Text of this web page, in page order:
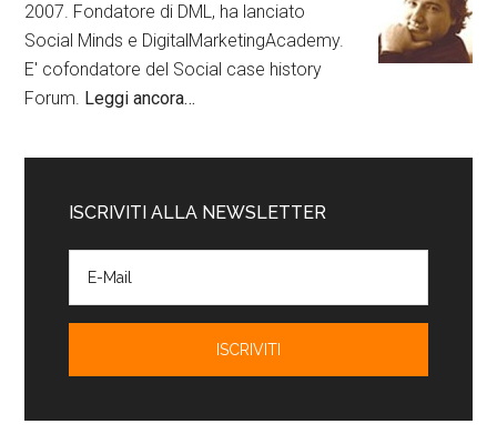
2007. Fondatore di DML, ha lanciato
Social Minds e DigitalMarketingAcademy.
E' cofondatore del Social case history
Forum. Leggi ancora…
ISCRIVITI ALLA NEWSLETTER